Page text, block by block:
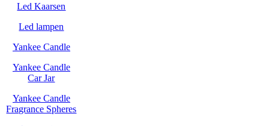
Led Kaarsen
Led lampen
Yankee Candle
Yankee Candle
Car Jar
Yankee Candle
Fragrance Spheres